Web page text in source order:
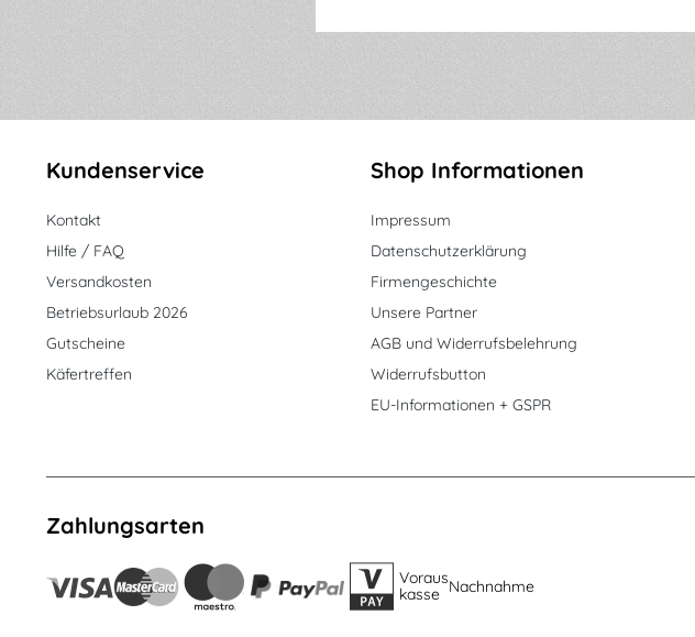
Kundenservice
Kontakt
Hilfe / FAQ
Versandkosten
Betriebsurlaub 2026
Gutscheine
Käfertreffen
Shop Informationen
Impressum
Datenschutzerklärung
Firmengeschichte
Unsere Partner
AGB und Widerrufsbelehrung
Widerrufsbutton
EU-Informationen + GSPR
Zahlungsarten
Voraus
kasse Nachnahme